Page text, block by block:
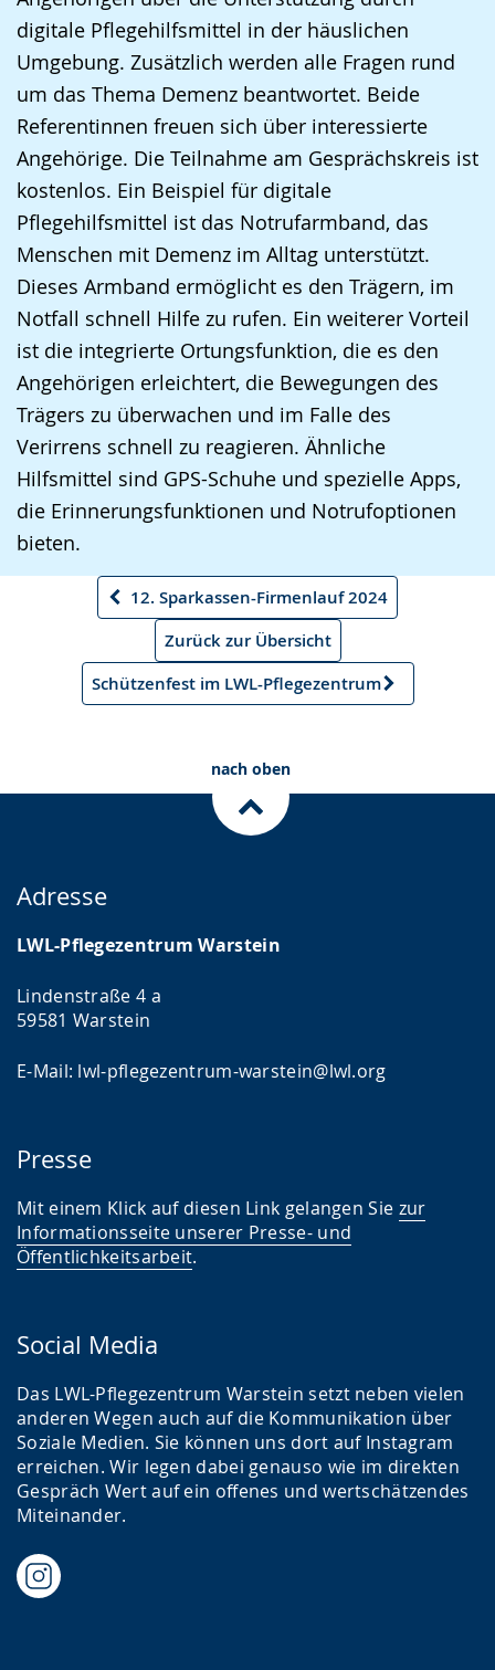
digitale Pflegehilfsmittel in der häuslichen
Umgebung. Zusätzlich werden alle Fragen rund
um das Thema Demenz beantwortet. Beide
Referentinnen freuen sich über interessierte
Angehörige. Die Teilnahme am Gesprächskreis ist
kostenlos. Ein Beispiel für digitale
Pflegehilfsmittel ist das Notrufarmband, das
Menschen mit Demenz im Alltag unterstützt.
Dieses Armband ermöglicht es den Trägern, im
Notfall schnell Hilfe zu rufen. Ein weiterer Vorteil
ist die integrierte Ortungsfunktion, die es den
Angehörigen erleichtert, die Bewegungen des
Trägers zu überwachen und im Falle des
Verirrens schnell zu reagieren. Ähnliche
Hilfsmittel sind GPS-Schuhe und spezielle Apps,
die Erinnerungsfunktionen und Notrufoptionen
bieten.
Vorheriger
Artikel
12. Sparkassen-Firmenlauf 2024
Zurück zur Übersicht
Schützenfest im LWL-Pflegezentrum
Nächster
nach oben
Adresse
LWL-Pflegezentrum Warstein
Lindenstraße 4 a
59581 Warstein
E-Mail: lwl-pflegezentrum-warstein@lwl.org
Presse
Mit einem Klick auf diesen Link gelangen Sie zur
Informationsseite unserer Presse- und
Öffentlichkeitsarbeit.
Social Media
Das LWL-Pflegezentrum Warstein setzt neben vielen
anderen Wegen auch auf die Kommunikation über
Soziale Medien. Sie können uns dort auf Instagram
erreichen. Wir legen dabei genauso wie im direkten
Gespräch Wert auf ein offenes und wertschätzendes
Miteinander.